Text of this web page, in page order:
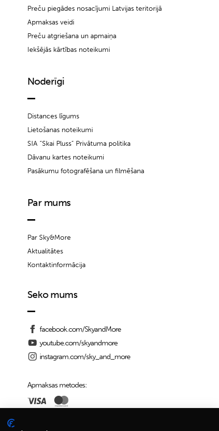
Preču piegādes nosacījumi Latvijas teritorijā
Apmaksas veidi
Preču atgriešana un apmaiņa
Iekšējās kārtības noteikumi
Noderīgi
Distances līgums
Lietošanas noteikumi
SIA “Skai Pluss” Privātuma politika
Dāvanu kartes noteikumi
Pasākumu fotografēšana un filmēšana
Par mums
Par Sky&More
Aktualitātes
Kontaktinformācija
Seko mums
facebook.com/SkyandMore
youtube.com/skyandmore
instagram.com/sky_and_more
Apmaksas metodes: